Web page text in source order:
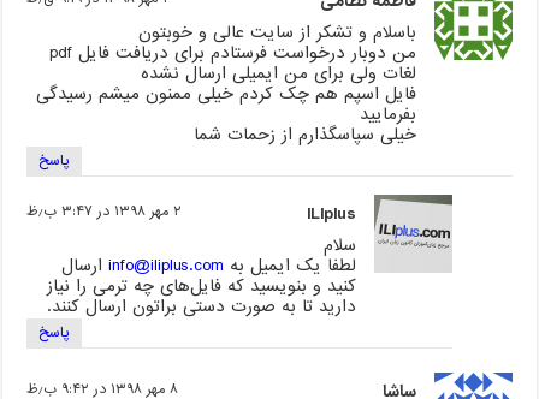
باسلام و تشکر از سایت عالی و خوبتون
من دوبار درخواست فرستادم برای دریافت فایل pdf
لغات ولی برای من ایمیلی ارسال نشده
فایل اسپم هم چک کردم خیلی ممنون میشم رسیدگی
بفرمایید
خیلی سپاسگذارم از زحمات شما
پاسخ
ILIplus ۲ مهر ۱۳۹۸ در ۳:۴۷ ب٫ظ
سلام
لطفا یک ایمیل به info@iliplus.com ارسال
کنید و بنویسید که فایل‌های چه ترمی را نیاز
دارید تا به صورت دستی براتون ارسال کنند.
پاسخ
ساشا ۸ مهر ۱۳۹۸ در ۹:۴۲ ب٫ظ